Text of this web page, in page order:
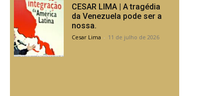
CESAR LIMA | A tragédia
da Venezuela pode ser a
nossa.
Cesar Lima - 11 de julho de 2026